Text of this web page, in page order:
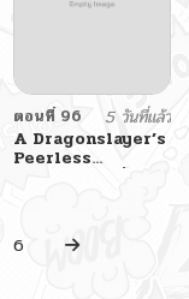
ตอนที่ 96
5 วันที่แล้ว
A Dragonslayer’s
Peerless
6